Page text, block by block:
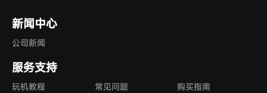
新闻中心
公司新闻
服务支持
玩机教程 常见问题
购买指南